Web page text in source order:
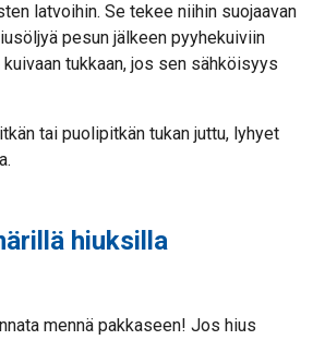
latvoihin. Se tekee niihin suojaavan
pesun jälkeen pyyhekuiviin
tukkaan, jos sen sähköisyys
tai puolipitkän tukan juttu, lyhyet
hiuksilla
mennä pakkaseen! Jos hius